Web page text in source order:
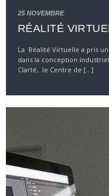
25 NOVEMBRE
RÉALITÉ
La Réalité Virtuelle a pris
dans la conception
Clarté, le Centre de [...]